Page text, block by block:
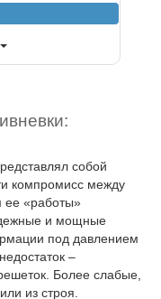
собой
компромисс между
ее «работы»
и мощные
под давлением
–
Более слабые,
из строя.